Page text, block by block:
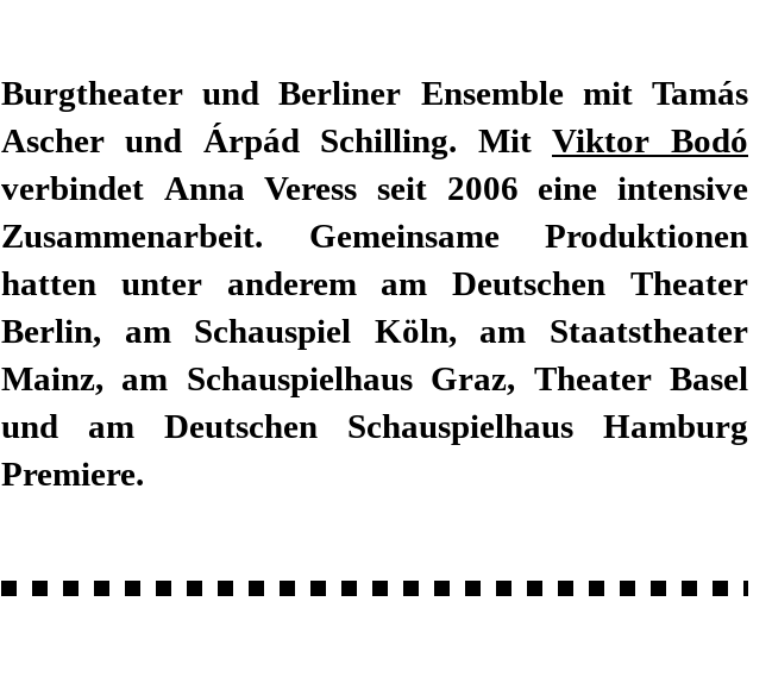
Ascher und Árpád Schilling. Mit Viktor Bodó
verbindet Anna Veress seit 2006 eine intensive
Zusammenarbeit. Gemeinsame Produktionen
hatten unter anderem am Deutschen Theater
Berlin, am Schauspiel Köln, am Staatstheater
Mainz, am Schauspielhaus Graz, Theater Basel
und am Deutschen Schauspielhaus Hamburg
Premiere.